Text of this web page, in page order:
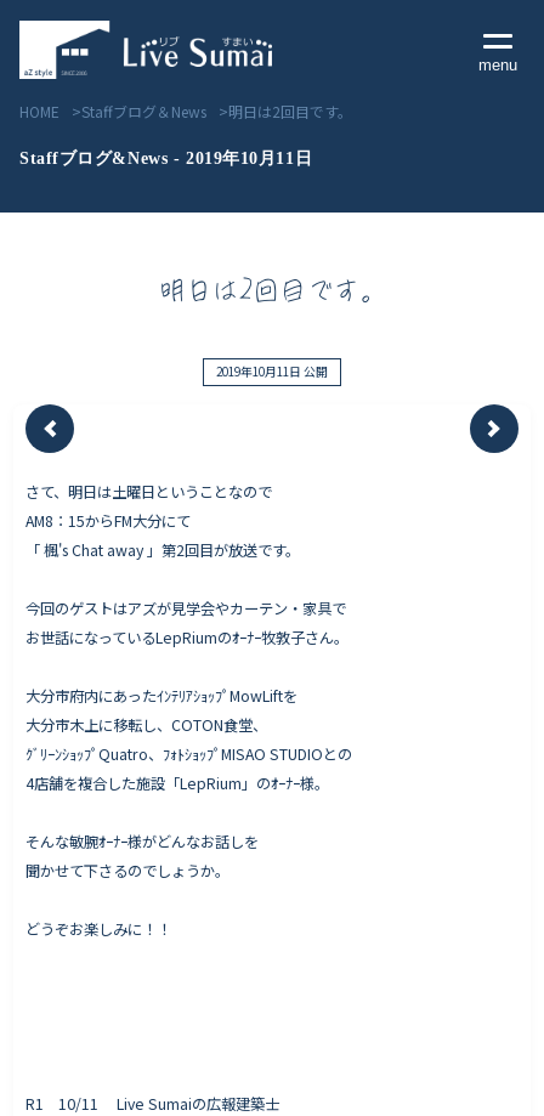
menu
Livesumai 住宅標準性能
Livesumai 保証について
見学会／モデルハウス情報
物件情報
Works - 施工実績
オーナー様の声
完成案内
よくいただくご質問
会社情報
HOME Staffブログ＆News 明日は2回目です。
Staffブログ&News - 2019年10月11日
明日は2回目です。
2019年10月11日 公開
さて、明日は土曜日ということなので
AM8：15からFM大分にて
「 楓's Chat away 」第2回目が放送です。
今回のゲストはアズが見学会やカーテン・家具で
お世話になっているLepRiumのｵｰﾅｰ牧敦子さん。
大分市府内にあったｲﾝﾃﾘｱｼｮｯﾌﾟMowLiftを
大分市木上に移転し、COTON食堂、
ｸﾞﾘｰﾝｼｮｯﾌﾟQuatro、ﾌｫﾄｼｮｯﾌﾟMISAO STUDIOとの
4店舗を複合した施設「LepRium」のｵｰﾅｰ様。
そんな敏腕ｵｰﾅｰ様がどんなお話しを
聞かせて下さるのでしょうか。
どうぞお楽しみに！！
R1 10/11 Live Sumaiの広報建築士